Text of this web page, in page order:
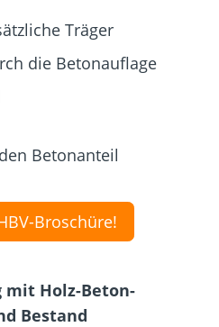
Träger
die Betonauflage
Betonanteil
Broschüre!
Holz-Beton-
Bestand